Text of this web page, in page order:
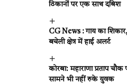
ठिकानों पर एक साथ दबिश
CG News : गाय का
बचेली क्षेत्र में हाई अलर्ट
कोरबा: महाराणा प्रताप
सामने भी नहीं रुके युवक